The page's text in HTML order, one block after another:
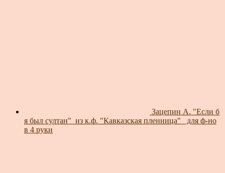
Зацепин А. "Если б
я был султан"_из к.ф. "Кавказская пленница"_ для ф-но
в 4 руки